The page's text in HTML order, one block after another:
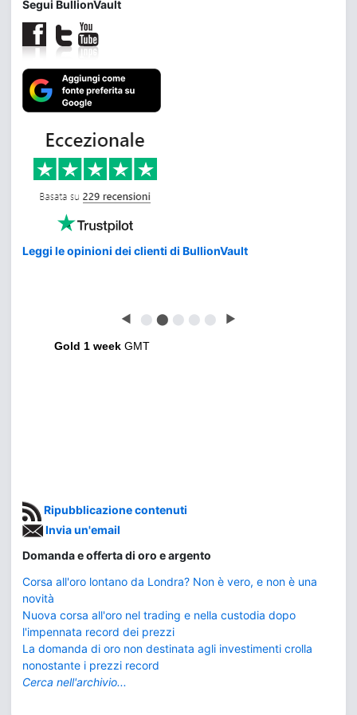
Segui BullionVault
Leggi le opinioni dei clienti di BullionVault
◀ ⬤ ⬤ ⬤ ⬤ ⬤ ▶
Gold 1 week GMT
Ripubblicazione contenuti
Invia un'email
Domanda e offerta di oro e argento
Corsa all'oro lontano da Londra? Non è vero, e non è una
novità
Nuova corsa all'oro nel trading e nella custodia dopo
l'impennata record dei prezzi
La domanda di oro non destinata agli investimenti crolla
nonostante i prezzi record
Cerca nell'archivio...